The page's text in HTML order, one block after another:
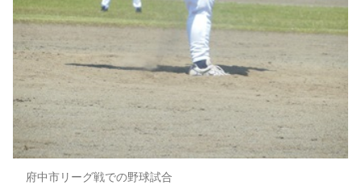
府中市リーグ戦での野球試合